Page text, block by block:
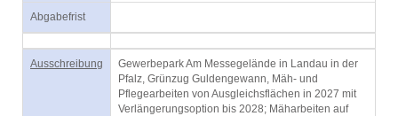
Abgabefrist
Ausschreibung
Gewerbepark Am Messegelände in Landau in der
Pfalz, Grünzug Guldengewann, Mäh- und
Pflegearbeiten von Ausgleichsflächen in 2027 mit
Verlängerungsoption bis 2028; Mäharbeiten auf